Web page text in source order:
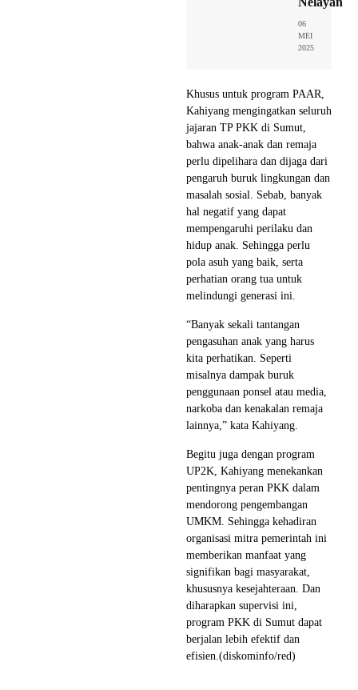
06
MEI
2025
Khusus untuk program PAAR,
Kahiyang mengingatkan seluruh
jajaran TP PKK di Sumut,
bahwa anak-anak dan remaja
perlu dipelihara dan dijaga dari
pengaruh buruk lingkungan dan
masalah sosial. Sebab, banyak
hal negatif yang dapat
mempengaruhi perilaku dan
hidup anak. Sehingga perlu
pola asuh yang baik, serta
perhatian orang tua untuk
melindungi generasi ini.
“Banyak sekali tantangan
pengasuhan anak yang harus
kita perhatikan. Seperti
misalnya dampak buruk
penggunaan ponsel atau media,
narkoba dan kenakalan remaja
lainnya,” kata Kahiyang.
Begitu juga dengan program
UP2K, Kahiyang menekankan
pentingnya peran PKK dalam
mendorong pengembangan
UMKM. Sehingga kehadiran
organisasi mitra pemerintah ini
memberikan manfaat yang
signifikan bagi masyarakat,
khususnya kesejahteraan. Dan
diharapkan supervisi ini,
program PKK di Sumut dapat
berjalan lebih efektif dan
efisien.(diskominfo/red)